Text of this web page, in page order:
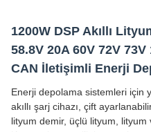
1200W DSP Akıllı
58.8V 20A 60V 72V
CAN İletişimli Enerji
Enerji depolama sistemleri için
akıllı şarj cihazı, çift
lityum demir, üçlü lityum,